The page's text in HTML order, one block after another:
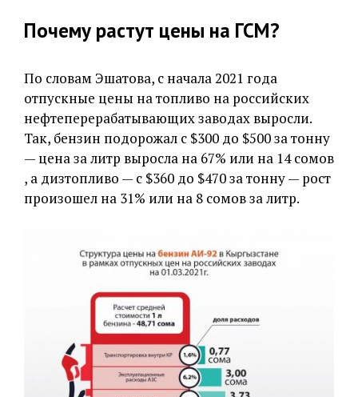
Почему растут цены на ГСМ?
По словам Эшатова, с начала 2021 года
отпускные цены на топливо на российских
нефтеперерабатывающих заводах выросли.
Так, бензин подорожал с $300 до $500 за тонну
— цена за литр выросла на 67% или на 14 сомов
, а дизтопливо — с $360 до $470 за тонну — рост
произошел на 31% или на 8 сомов за литр.